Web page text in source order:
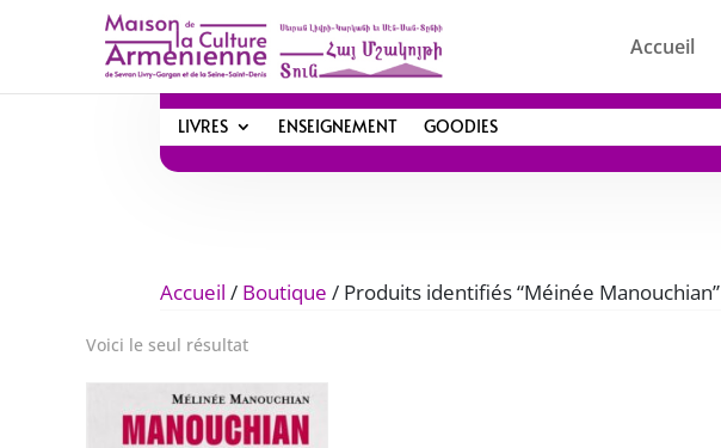
Accueil
LIVRES ENSEIGNEMENT GOODIES
Accueil / Boutique / Produits identifiés “Méinée Manouchian”
Voici le seul résultat